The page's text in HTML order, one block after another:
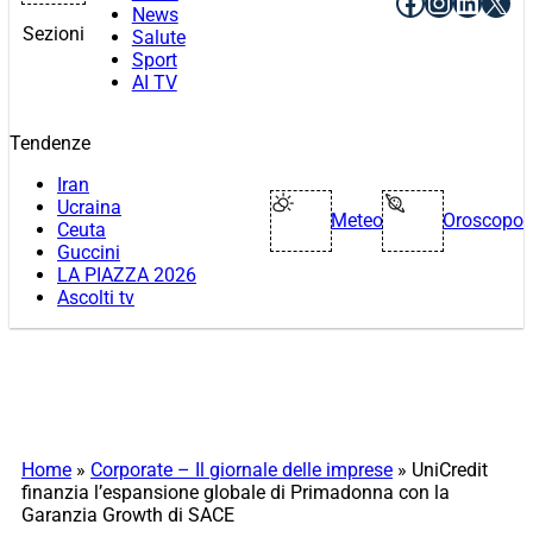
Sezioni
News
Salute
Sport
AI TV
Tendenze
Iran
Ucraina
Ceuta
Guccini
LA PIAZZA 2026
Ascolti tv
Meteo Oroscopo
Home » Corporate – Il giornale delle imprese » UniCredit
finanzia l’espansione globale di Primadonna con la
Garanzia Growth di SACE